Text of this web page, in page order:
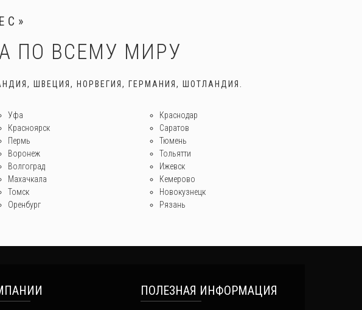
ПО ВСЕМУ МИРУ
ШВЕЦИЯ, НОРВЕГИЯ, ГЕРМАНИЯ, ШОТЛАНДИЯ.
Уфа
Красноярск
Пермь
Воронеж
Волгоград
Махачкала
Томск
Оренбург
Краснодар
Саратов
Тюмень
Тольятти
Ижевск
Кемерово
Новокузнецк
Рязань
ПОЛЕЗНАЯ ИНФОРМАЦИЯ